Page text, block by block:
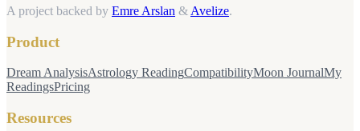
A project backed by Emre Arslan & Avelize.
Product
Dream AnalysisAstrology ReadingCompatibilityMoon JournalMy
ReadingsPricing
Resources